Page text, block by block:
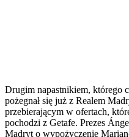
Drugim napastnikiem, którego
pożegnał się już z Realem
przebierającym w ofertach,
pochodzi z Getafe. Prezes
Madryt o wypożyczenie